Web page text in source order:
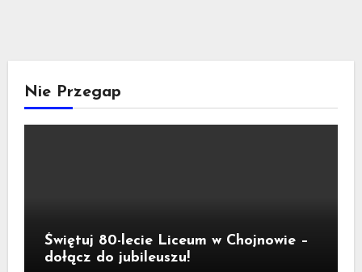
Nie Przegap
Świętuj 80-lecie Liceum w Chojnowie –
dołącz do jubileuszu!